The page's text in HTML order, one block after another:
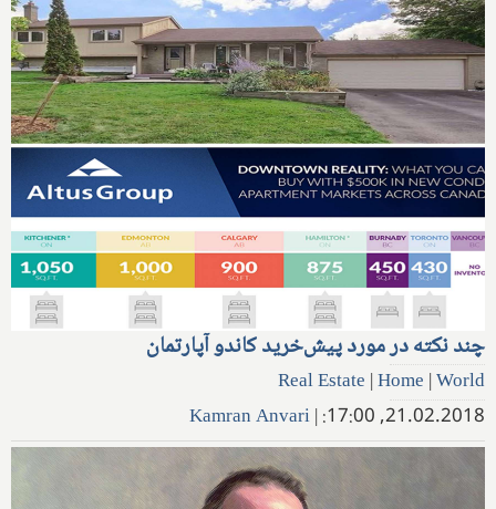
چند نکته در مورد پیش‌خرید کاندو آپارتمان
Real Estate |Home |World
21.02.2018, 17:00:
|
Kamran Anvari